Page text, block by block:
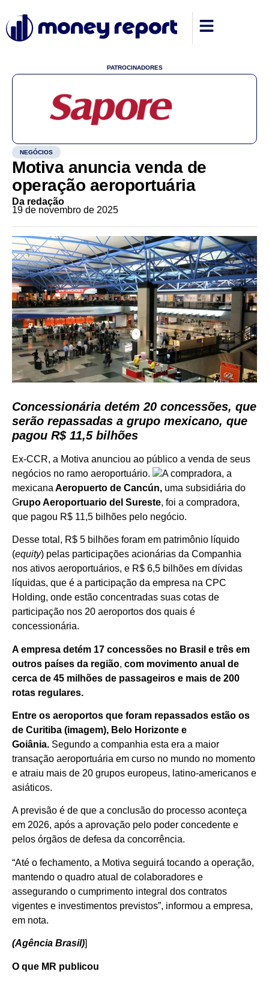
PATROCINADORES
NEGÓCIOS
Motiva anuncia venda de
operação aeroportuária
Da redação
19 de novembro de 2025
Concessionária detém 20 concessões, que
serão repassadas a grupo mexicano, que
pagou R$ 11,5 bilhões
Ex-CCR, a Motiva anunciou ao público a venda de seus
negócios no ramo aeroportuário.
A compradora, a
mexicana Aeropuerto de Cancún, uma subsidiária do
Grupo Aeroportuario del Sureste, foi a compradora,
que pagou R$ 11,5 bilhões pelo negócio.
Desse total, R$ 5 bilhões foram em patrimônio líquido
(equity) pelas participações acionárias da Companhia
nos ativos aeroportuários, e R$ 6,5 bilhões em dívidas
líquidas, que é a participação da empresa na CPC
Holding, onde estão concentradas suas cotas de
participação nos 20 aeroportos dos quais é
concessionária.
A empresa detém 17 concessões no Brasil e três em
outros países da região, com movimento anual de
cerca de 45 milhões de passageiros e mais de 200
rotas regulares.
Entre os aeroportos que foram repassados estão os
de Curitiba (imagem), Belo Horizonte e
Goiânia. Segundo a companhia esta era a maior
transação aeroportuária em curso no mundo no momento
e atraiu mais de 20 grupos europeus, latino-americanos e
asiáticos.
A previsão é de que a conclusão do processo aconteça
em 2026, após a aprovação pelo poder concedente e
pelos órgãos de defesa da concorrência.
“Até o fechamento, a Motiva seguirá tocando a operação,
mantendo o quadro atual de colaboradores e
assegurando o cumprimento integral dos contratos
vigentes e investimentos previstos”, informou a empresa,
em nota.
(Agência Brasil)]
O que MR publicou